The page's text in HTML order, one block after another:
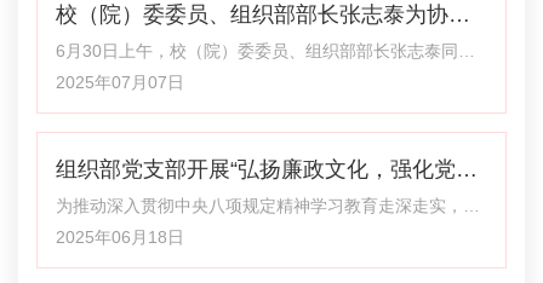
之光——马克思主义文献典藏展”甘肃巡展，通过翔实的文
献资料、珍贵的历史手稿与生动的影像呈现，系统回溯了
马克思主义经典文献的创作脉络、传播足迹，以及其在中
校（院）委委员、组织部部长张志泰为协管
部门讲授专题党课
6月30日上午，校（院）委委员、组织部部长张志泰同志
以“扎实开展学习教育，切实加强作风建设”为题，为协管
部门党员干部讲授专题党课。组织部、老干部处、交流合
书记关于加强党的作风建设的重要论述”、“坚持党性党风
党纪一起抓、不断加强党的作风建设”、“坚持守好关键关
口，推动学习教育向纵深发展”三方面展开，坚持学理阐释
2025年07月07日
组织部党支部开展“弘扬廉政文化，强化党性
修养”主题党日活动
为推动深入贯彻中央八项规定精神学习教育走深走实，扎
实推进清廉校园建设，6月17日下午，组织部党支部以参
观机关党委（纪委）、工会主办的“翰墨书廉韵 清风润校
2025年06月18日